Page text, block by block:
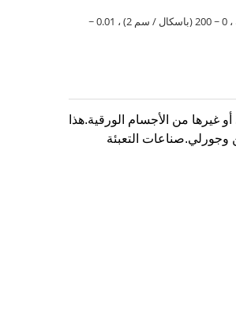
0 ~ 400 لتر / دسم² / دقيقة ، 0 ~ 200 (باسكال / سم 2) ، 0.01 ~
غيرها من الأجسام الورقية.هذا
وجورلي.صناعات التعبئة